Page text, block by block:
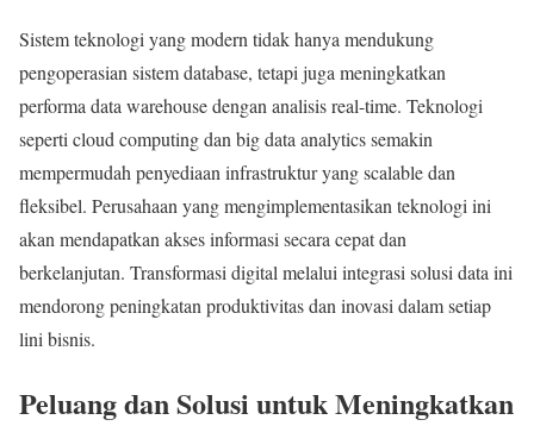
Sistem teknologi yang modern tidak hanya mendukung
pengoperasian sistem database, tetapi juga meningkatkan
performa data warehouse dengan analisis real-time. Teknologi
seperti cloud computing dan big data analytics semakin
mempermudah penyediaan infrastruktur yang scalable dan
fleksibel. Perusahaan yang mengimplementasikan teknologi ini
akan mendapatkan akses informasi secara cepat dan
berkelanjutan. Transformasi digital melalui integrasi solusi data ini
mendorong peningkatan produktivitas dan inovasi dalam setiap
lini bisnis.
Peluang dan Solusi untuk Meningkatkan